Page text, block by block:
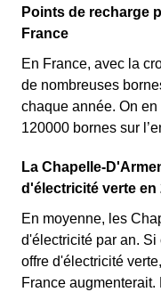
Points de recharge
France
En France, avec la
de nombreuses
chaque année. On
120000 bornes sur
La Chapelle-
d'électricité verte en
En moyenne, les
d'électricité par an.
offre d'électricité
France